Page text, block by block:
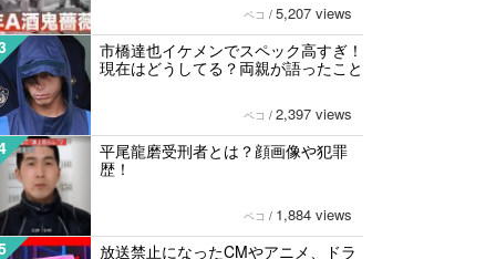
ペコ / 5,207 views
市橋達也イケメンでスペック高すぎ！
現在はどうしてる？両親が語ったこと
ペコ / 2,397 views
平尾龍磨受刑者とは？顔画像や犯罪
歴！
ペコ / 1,884 views
放送禁止になったCMやアニメ、ドラ